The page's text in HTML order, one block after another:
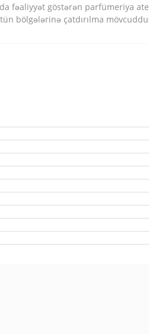
fəaliyyət göstərən parfümeriya
bölgələrinə çatdırılma